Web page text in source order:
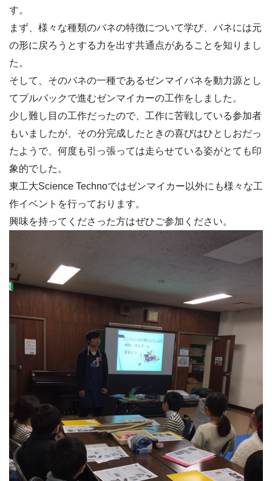
す。
まず、様々な種類のバネの特徴について学び、 バネには元
の形に戻ろうとする力を出す共通点があることを知りま し
た。
そして、 そのバネの一種であるゼンマイバネを動力源とし
てプルバックで進むゼンマイカーの工作をしました。
少し難し目の工作だったので、 工作に苦戦している参加者
もいましたが、 その分完成したときの喜びはひとしおだっ
たようで、 何度も引っ張っては走らせている姿がとても印
象的でした。
東工大Science Technoではゼンマイカー以外にも様々な工
作イベントを行っております。
興味を持ってくださった方はぜひご参加ください。